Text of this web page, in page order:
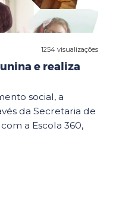
1254 visualizações
e realiza
social, a
da Secretaria de
a Escola 360,